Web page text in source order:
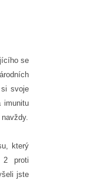
se
svoje
imunitu
který
2 proti
jste